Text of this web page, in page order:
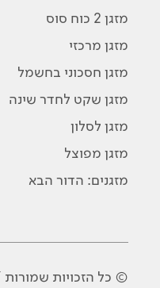
מזגן 2 כוח סוס
מזגן מרכזי
מזגן חסכוני בחשמל
מזגן שקט לחדר שינה
מזגן לסלון
מזגן מפוצל
מזגנים: הדור הבא
© כל הזכויות